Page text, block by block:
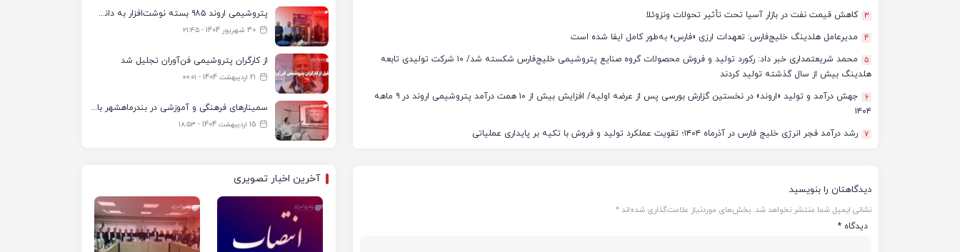
3 کاهش قیمت نفت در بازار آسیا تحت تأثیر تحولات ونزوئلا
4 مدیرعامل هلدینگ خلیج‌فارس: تعهدات ارزی «فارس» به‌طور کامل ایفا شده است
5
محمد شریعتمداری خبر داد: رکورد تولید و فروش محصولات گروه صنایع پتروشیمی خلیج‌فارس شکسته شد/ ۱۰ شرکت تولیدی تابعه
هلدینگ بیش از سال گذشته تولید کردند
6
جهش درآمد و تولید «اروند» در نخستین گزارش بورسی پس از عرضه اولیه/ افزایش بیش از ۱۰ همت درآمد پتروشیمی اروند در ۹ ماهه
۱۴۰۴
7 رشد درآمد فجر انرژی خلیج فارس در آذرماه ۱۴۰۴؛ تقویت عملکرد تولید و فروش با تکیه بر پایداری عملیاتی
دیدگاهتان را بنویسید
نشانی ایمیل شما منتشر نخواهد شد. بخش‌های موردنیاز علامت‌گذاری شده‌اند*
دیدگاه *
پتروشیمی اروند ۹۸۵ بسته نوشت‌افزار به دانش‌آموزان تحت پوشش کمیته امداد بندرماهشهر اهدا کرد
30 شهریور 1404 - ۲۱:۴۵
از کارگران پتروشیمی فن‌آوران تجلیل شد
21 اردیبهشت 1404 - ۰۰:۰۱
سمینارهای فرهنگی و آموزشی در بندرماهشهر با همکاری فرهنگ‌سرای پتروشیمی مارون
15 اردیبهشت 1404 - ۱۸:۵۳
آخرین اخبار تصویری